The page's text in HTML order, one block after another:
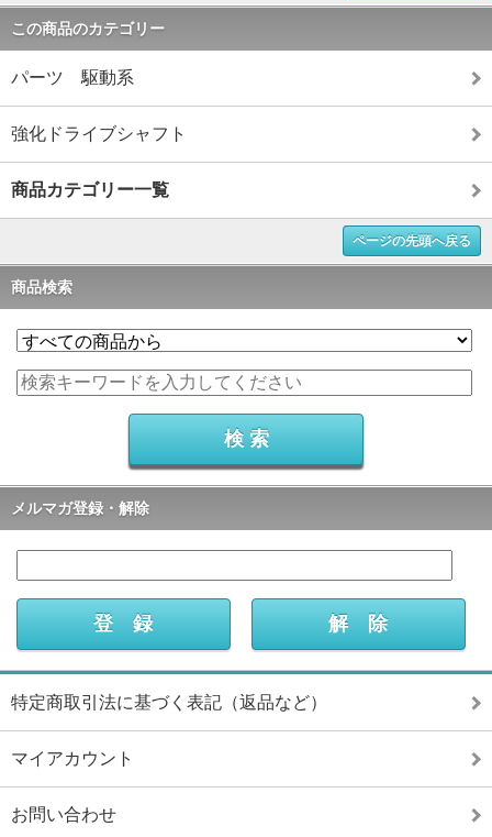
この商品のカテゴリー
パーツ 駆動系
強化ドライブシャフト
商品カテゴリー一覧
ページの先頭へ戻る
商品検索
メルマガ登録・解除
特定商取引法に基づく表記（返品など）
マイアカウント
お問い合わせ